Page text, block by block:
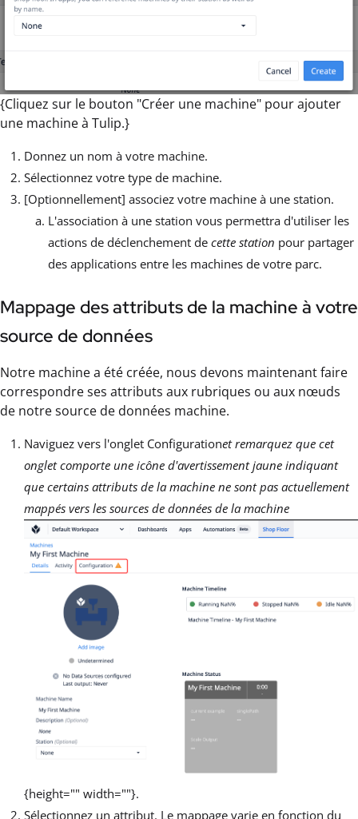
{Cliquez sur le bouton "Créer une machine" pour ajouter
une machine à Tulip.}
Donnez un nom à votre machine.
Sélectionnez votre type de machine.
[Optionnellement] associez votre machine à une station.
L'association à une station vous permettra d'utiliser les
actions de déclenchement de cette station pour partager
des applications entre les machines de votre parc.
Mappage des attributs de la machine à votre
source de données
Notre machine a été créée, nous devons maintenant faire
correspondre ses attributs aux rubriques ou aux nœuds
de notre source de données machine.
Naviguez vers l'onglet Configurationet remarquez que cet
onglet comporte une icône d'avertissement jaune indiquant
que certains attributs de la machine ne sont pas actuellement
mappés vers les sources de données de la machine
{height="" width=""}.
Sélectionnez un attribut. Le mappage varie en fonction du